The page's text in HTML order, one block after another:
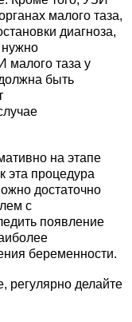
малого таза,
диагноза,
нужно
малого таза у
быть
на этапе
эта процедура
достаточно
с
появление
беременности.
регулярно делайте